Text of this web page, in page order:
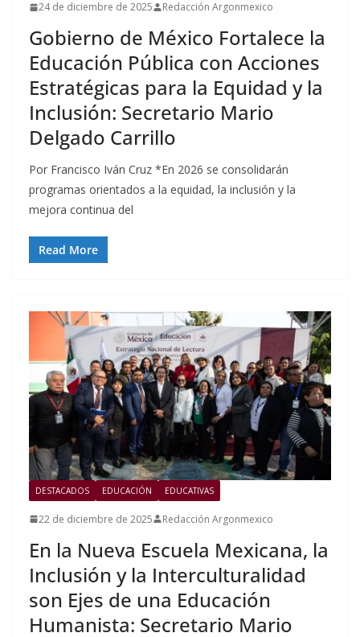
24 de diciembre de 2025 Redacción Argonmexico
Gobierno de México Fortalece la
Educación Pública con Acciones
Estratégicas para la Equidad y la
Inclusión: Secretario Mario
Delgado Carrillo
Por Francisco Iván Cruz *En 2026 se consolidarán
programas orientados a la equidad, la inclusión y la
mejora continua del
Read More
DESTACADOS EDUCACIÓN EDUCATIVAS
22 de diciembre de 2025 Redacción Argonmexico
En la Nueva Escuela Mexicana, la
Inclusión y la Interculturalidad
son Ejes de una Educación
Humanista: Secretario Mario